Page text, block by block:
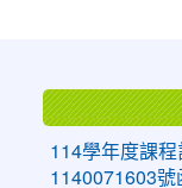
114學年度課
1140071603號